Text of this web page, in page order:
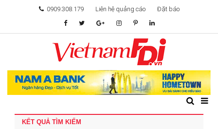
0909.308.179 Liên hệ quảng cáo Đặt báo
TÂM ĐIỂM ĐẦU TƯ
TÀI CHÍNH
KẾT QUẢ TÌM KIẾM